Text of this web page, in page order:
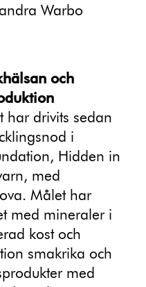
Warbo
och
har drivits sedan
i
Hidden in
med
Målet har
med mineraler i
kost och
smakrika och
med